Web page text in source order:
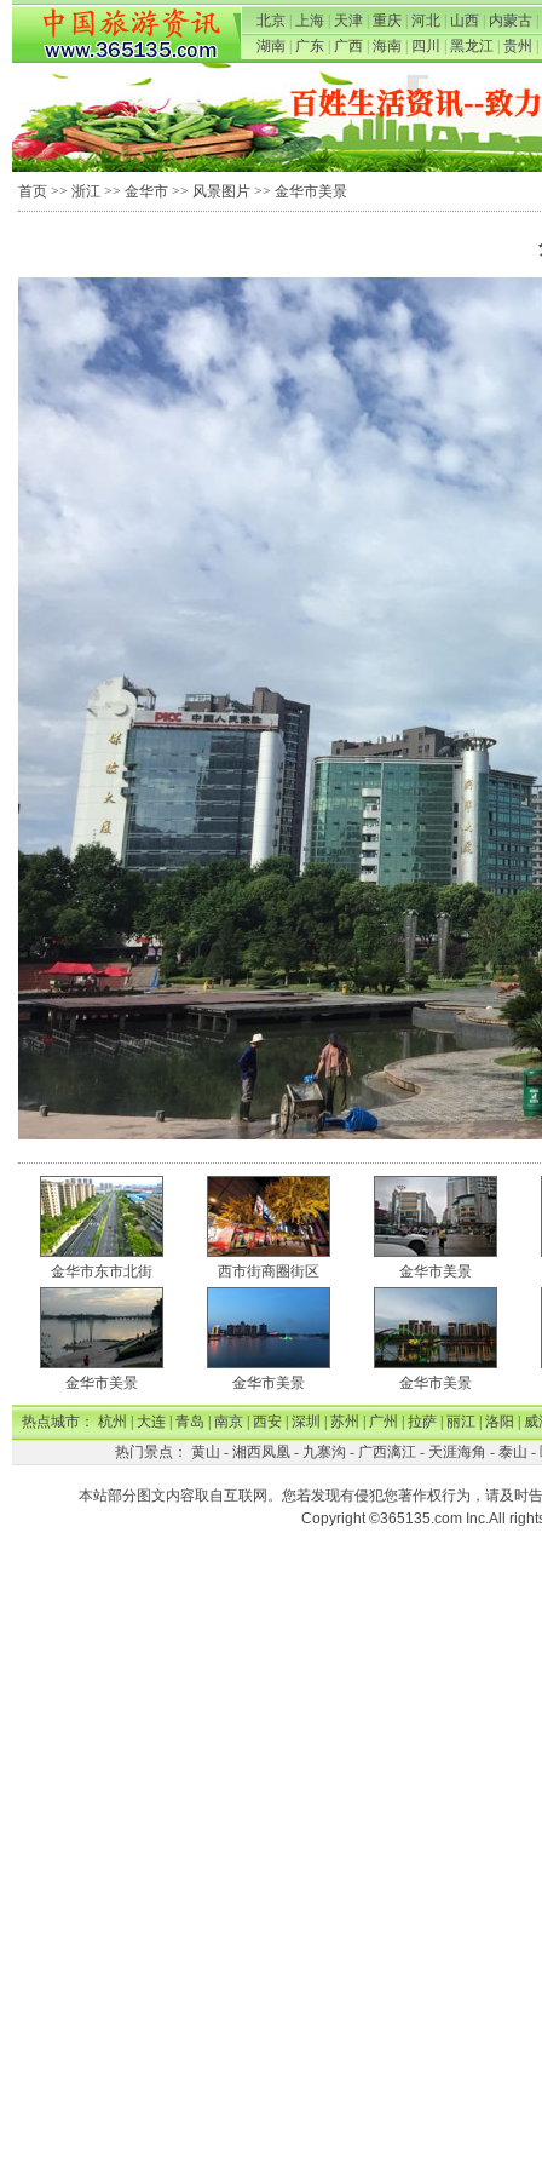
北京 上海 天津 重庆 河北 山西 内蒙古
湖南
广东 广西 海南 四川 黑龙江 贵州
首页 >> 浙江 >> 金华市 >> 风景图片 >> 金华市美景
金华市东市北街 西市街商圈街区 金华市美景
金华市美景 金华市美景 金华市美景
热点城市：杭州|大连|青岛|南京|西安|深圳|苏州|广州|拉萨|丽江|洛阳|威
热门景点： 黄山 - 湘西凤凰- 九寨沟 - 广西漓江- 天涯海角 - 泰山 -
本站部分图文内容取自互联网。您若发现有侵犯您著作权行为，请及时
Copyright ©365135.com Inc.All